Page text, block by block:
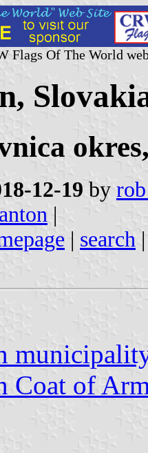
Flags Of The World
12-19 by
|
| search
Coat of